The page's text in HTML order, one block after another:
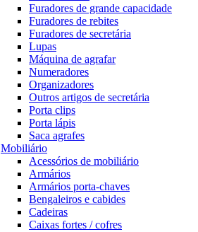
Furadores de grande capacidade
Furadores de rebites
Furadores de secretária
Lupas
Máquina de agrafar
Numeradores
Organizadores
Outros artigos de secretária
Porta clips
Porta lápis
Saca agrafes
Mobiliário
Acessórios de mobiliário
Armários
Armários porta-chaves
Bengaleiros e cabides
Cadeiras
Caixas fortes / cofres